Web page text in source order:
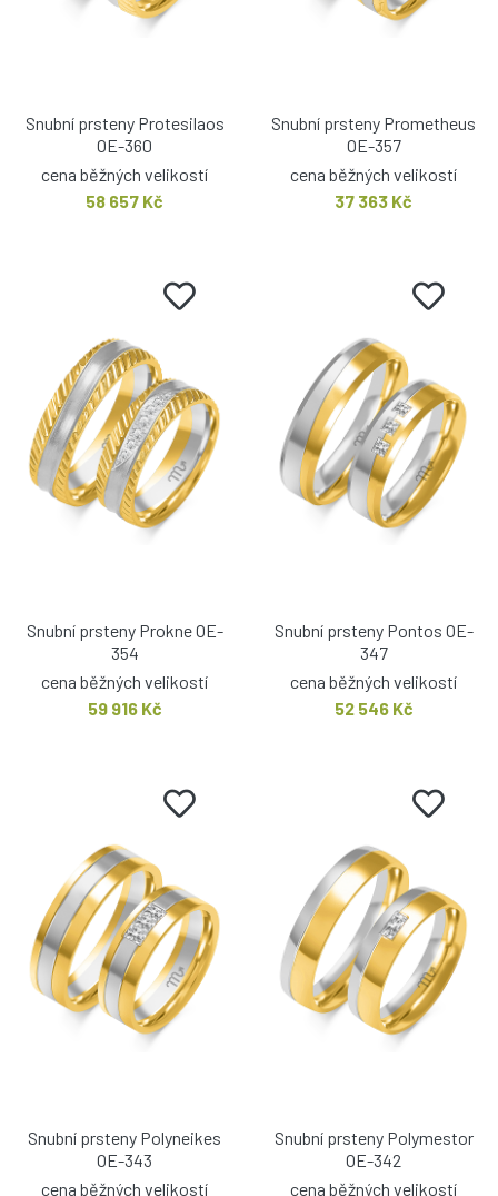
Snubní prsteny Protesilaos
OE-360
cena běžných velikostí
58 657 Kč
Snubní prsteny Prometheus
OE-357
cena běžných velikostí
37 363 Kč
Snubní prsteny Prokne OE-
354
cena běžných velikostí
59 916 Kč
Snubní prsteny Pontos OE-
347
cena běžných velikostí
52 546 Kč
Snubní prsteny Polyneikes
OE-343
cena běžných velikostí
Snubní prsteny Polymestor
OE-342
cena běžných velikostí